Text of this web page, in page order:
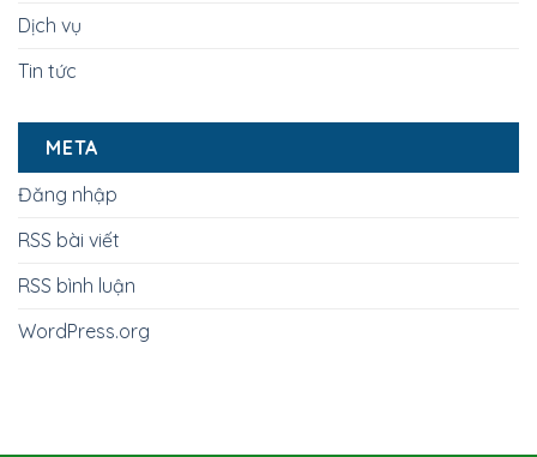
Dịch vụ
Tin tức
META
Đăng nhập
RSS bài viết
RSS bình luận
WordPress.org